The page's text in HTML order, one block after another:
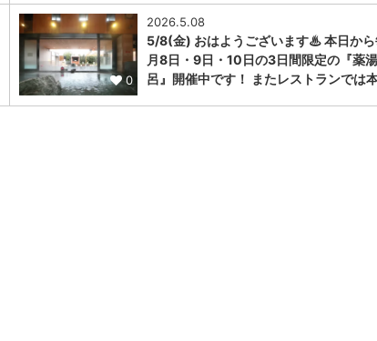
0
2026.5.08
5/8(金) おはようございます♨ 本日か
月8日・9日・10日の3日間限定の『薬
呂』開催中です！ またレストランでは